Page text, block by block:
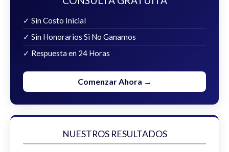
✓ Sin Costo Inicial
✓ Sin Honorarios Si No Ganamos
✓ Respuesta en 24 Horas
Comenzar Ahora →
NUESTROS RESULTADOS